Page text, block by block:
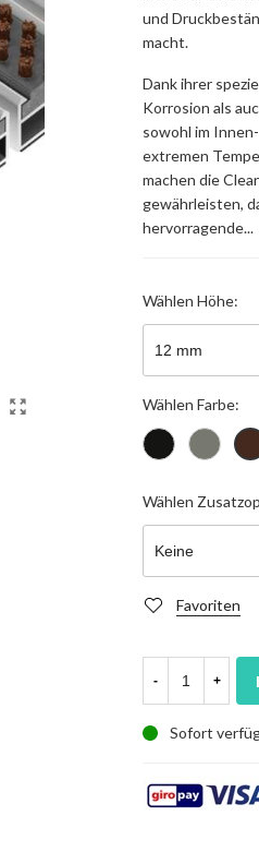
und
macht.
Dank ihrer
Korrosion als
sowohl im
extremen
machen die
gewährleisten,
hervorragende...
WählenHöhe:
WählenFarbe:
SchwarzGrau
Wählen
Favoriten
- +
Sofort